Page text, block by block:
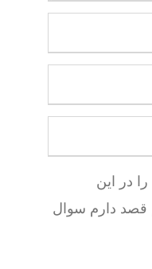
در این
قصد دارم سوال